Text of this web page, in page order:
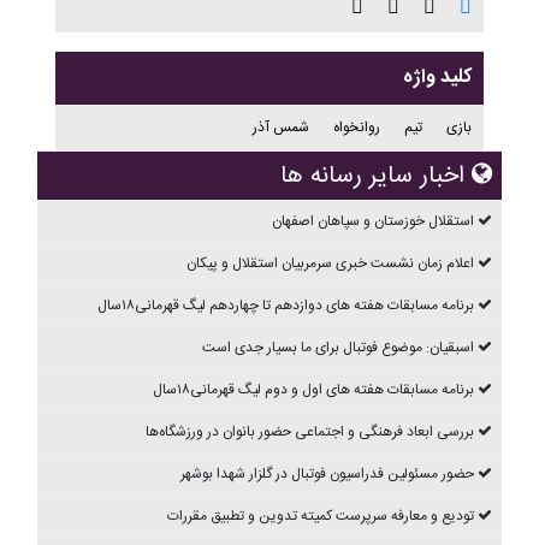
کلید واژه
بازی تیم روانخواه شمس آذر
اخبار سایر رسانه ها
استقلال خوزستان و سپاهان اصفهان
اعلام زمان نشست خبری سرمربیان استقلال و پیکان
برنامه مسابقات هفته های دوازدهم تا چهاردهم ليگ قهرمانی۱۸سال
اسبقیان: موضوع فوتبال برای ما بسیار جدی است
برنامه مسابقات هفته های اول و دوم ليگ قهرمانی۱۸سال
بررسی ابعاد فرهنگی و اجتماعی حضور بانوان در ورزشگاه‌ها
حضور مسئولین فدراسیون فوتبال در گلزار شهدا بوشهر
تودیع و معارفه سرپرست کمیته تدوین و تطبیق مقررات